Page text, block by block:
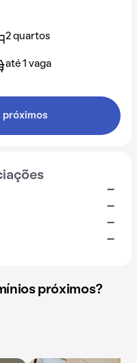
2 quartos
até 1 vaga
próximos
-
-
-
-
próximos?